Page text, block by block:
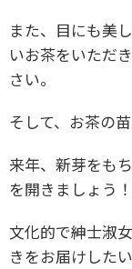
また、目にも美
いお茶をいただ
さい。
そして、お茶の
来年、新芽をも
を開きましょう！
文化的で紳士淑
きをお届けした